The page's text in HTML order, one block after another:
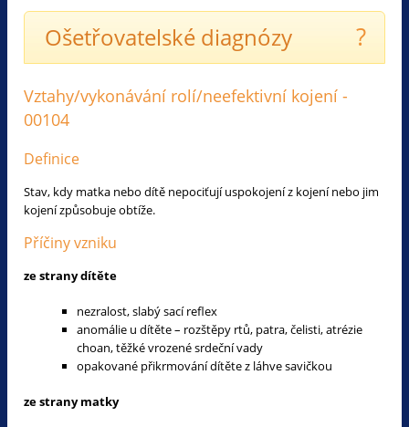
Ošetřovatelské diagnózy ?
Vztahy/vykonávání rolí/neefektivní kojení -
00104
Definice
Stav, kdy matka nebo dítě nepociťují uspokojení z kojení nebo jim
kojení způsobuje obtíže.
Příčiny vzniku
ze strany dítěte
nezralost, slabý sací reflex
anomálie u dítěte – rozštěpy rtů, patra, čelisti, atrézie
choan, těžké vrozené srdeční vady
opakované přikrmování dítěte z láhve savičkou
ze strany matky